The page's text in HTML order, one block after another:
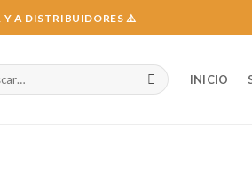
Y A DISTRIBUIDORES ⚠️
INICIO